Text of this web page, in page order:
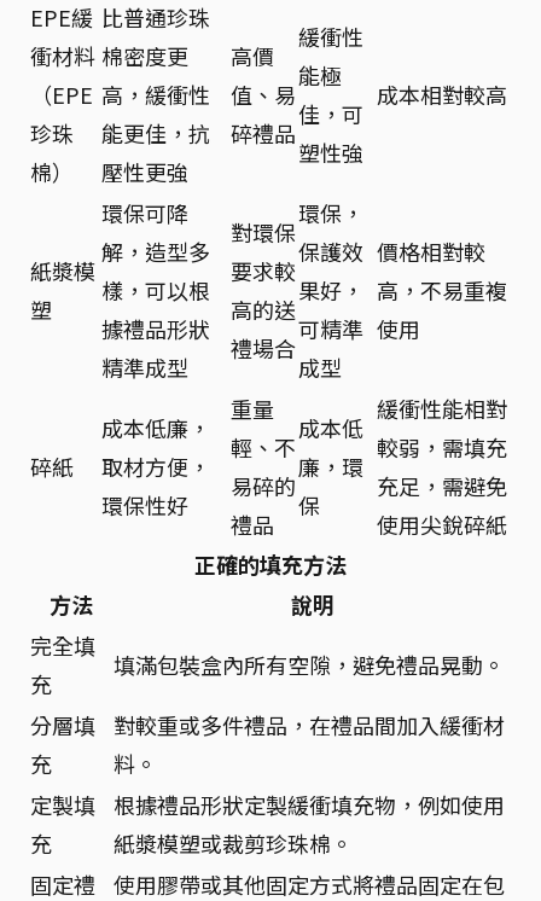
EPE緩
衝材料
（EPE
珍珠
棉）
比普通珍珠
棉密度更
高，緩衝性
能更佳，抗
壓性更強
高價
值、易
碎禮品
緩衝性
能極
佳，可
塑性強
成本相對較高
紙漿模
塑
環保可降
解，造型多
樣，可以根
據禮品形狀
精準成型
對環保
要求較
高的送
禮場合
環保，
保護效
果好，
可精準
成型
價格相對較
高，不易重複
使用
碎紙
成本低廉，
取材方便，
環保性好
重量
輕、不
易碎的
禮品
成本低
廉，環
保
緩衝性能相對
較弱，需填充
充足，需避免
使用尖銳碎紙
正確的填充方法
方法
說明
完全填
充
填滿包裝盒內所有空隙，避免禮品晃動。
分層填
充
對較重或多件禮品，在禮品間加入緩衝材
料。
定製填
充
根據禮品形狀定製緩衝填充物，例如使用
紙漿模塑或裁剪珍珠棉。
固定禮
使用膠帶或其他固定方式將禮品固定在包